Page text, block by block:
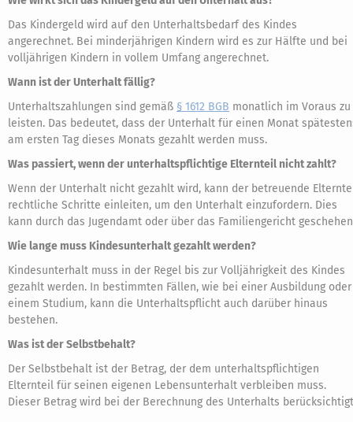
Das Kindergeld wird auf den Unterhaltsbedarf des Kindes
angerechnet. Bei minderjährigen Kindern wird es zur Hälfte und bei
volljährigen Kindern in vollem Umfang angerechnet.
Wann ist der Unterhalt fällig?
Unterhaltszahlungen sind gemäß § 1612 BGB monatlich im Voraus zu
leisten. Das bedeutet, dass der Unterhalt für einen Monat
am ersten Tag dieses Monats gezahlt werden muss.
Was passiert, wenn der unterhaltspflichtige Elternteil nicht zahlt?
Wenn der Unterhalt nicht gezahlt wird, kann der betreuende
rechtliche Schritte einleiten, um den Unterhalt einzufordern. Dies
kann durch das Jugendamt oder über das Familiengericht
Wie lange muss Kindesunterhalt gezahlt werden?
Kindesunterhalt muss in der Regel bis zur Volljährigkeit des Kindes
gezahlt werden. In bestimmten Fällen, wie bei einer Ausbildung oder
einem Studium, kann die Unterhaltspflicht auch darüber hinaus
bestehen.
Was ist der Selbstbehalt?
Der Selbstbehalt ist der Betrag, der dem unterhaltspflichtigen
Elternteil für seinen eigenen Lebensunterhalt verbleiben muss.
Dieser Betrag wird bei der Berechnung des Unterhalts